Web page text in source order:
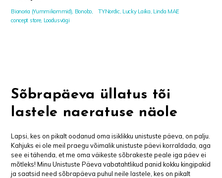
Bionoria (Yummikommid), Bonobo, TYNordic, Lucky Laika, Linda MAE
concept store, Loodusvägi
Sõbrapäeva üllatus tõi
lastele naeratuse näole
Lapsi, kes on pikalt oodanud oma isiklikku unistuste päeva, on palju.
Kahjuks ei ole meil praegu võimalik unistuste päevi korraldada, aga
see ei tähenda, et me oma väikeste sõbrakeste peale iga päev ei
mõtleks! Minu Unistuste Päeva vabatahtlikud panid kokku kingipakid
ja saatsid need sõbrapäeva puhul neile lastele, kes on pikalt